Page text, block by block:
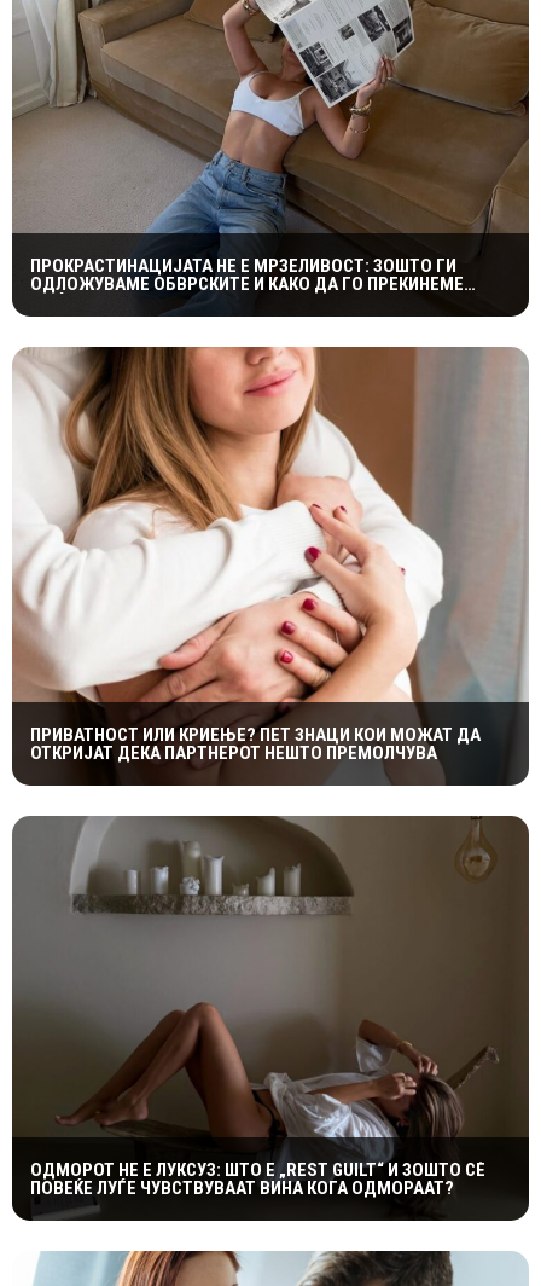
ПРОКРАСТИНАЦИЈАТА НЕ Е МРЗЕЛИВОСТ: ЗОШТО ГИ
ОДЛОЖУВАМЕ ОБВРСКИТЕ И КАКО ДА ГО ПРЕКИНЕМЕ
МАЃЕПСАНИОТ КРУГ
ПРИВАТНОСТ ИЛИ КРИЕЊЕ? ПЕТ ЗНАЦИ КОИ МОЖАТ ДА
ОТКРИЈАТ ДЕКА ПАРТНЕРОТ НЕШТО ПРЕМОЛЧУВА
ОДМОРОТ НЕ Е ЛУКСУЗ: ШТО Е „REST GUILT“ И ЗОШТО СÈ
ПОВЕЌЕ ЛУЃЕ ЧУВСТВУВААТ ВИНА КОГА ОДМОРААТ?